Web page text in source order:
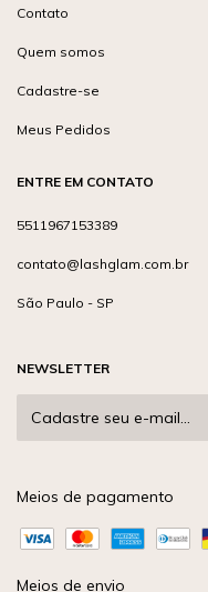
Contato
Quem somos
Cadastre-se
Meus Pedidos
ENTRE EM CONTATO
5511967153389
contato@lashglam.com.br
São Paulo - SP
NEWSLETTER
Meios de pagamento
Meios de envio